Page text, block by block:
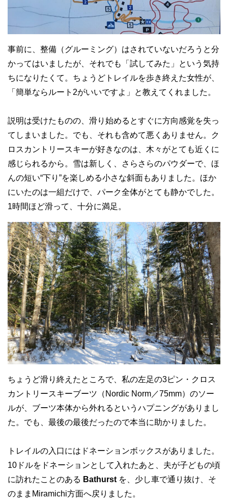
事前に、整備（グルーミング）はされていないだろうと分
かってはいましたが、それでも「試してみた」という気持
ちになりたくて。ちょうどトレイルを歩き終えた女性が、
「簡単ならルート2がいいですよ」と教えてくれました。
説明は受けたものの、滑り始めるとすぐに方向感覚を失っ
てしまいました。でも、それも含めて悪くありません。ク
ロスカントリースキーが好きなのは、木々がとても近くに
感じられるから。雪は新しく、さらさらのパウダーで、ほ
んの短い“下り”を楽しめる小さな斜面もありました。ほか
にいたのは一組だけで、パーク全体がとても静かでした。
1時間ほど滑って、十分に満足。
ちょうど滑り終えたところで、私の左足の3ピン・クロス
カントリースキーブーツ（Nordic Norm／75mm）のソー
ルが、ブーツ本体から外れるというハプニングがありまし
た。でも、最後の最後だったので本当に助かりました。
トレイルの入口にはドネーションボックスがありました。
10ドルをドネーションとして入れたあと、夫が子どもの頃
に訪れたことのある Bathurst を、少し車で通り抜け、そ
のままMiramichi方面へ戻りました。